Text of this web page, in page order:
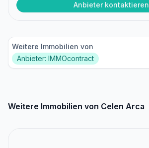
Anbieter kontaktieren
Weitere Immobilien von
Anbieter: IMMOcontract
Weitere Immobilien von Celen Arca